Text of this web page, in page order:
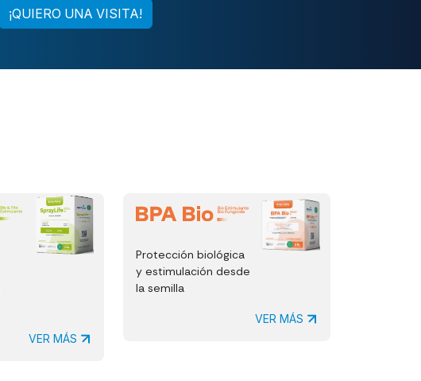
¡QUIERO UNA VISITA!
VER MÁS
Protección biológica
y estimulación desde
la semilla
VER MÁS